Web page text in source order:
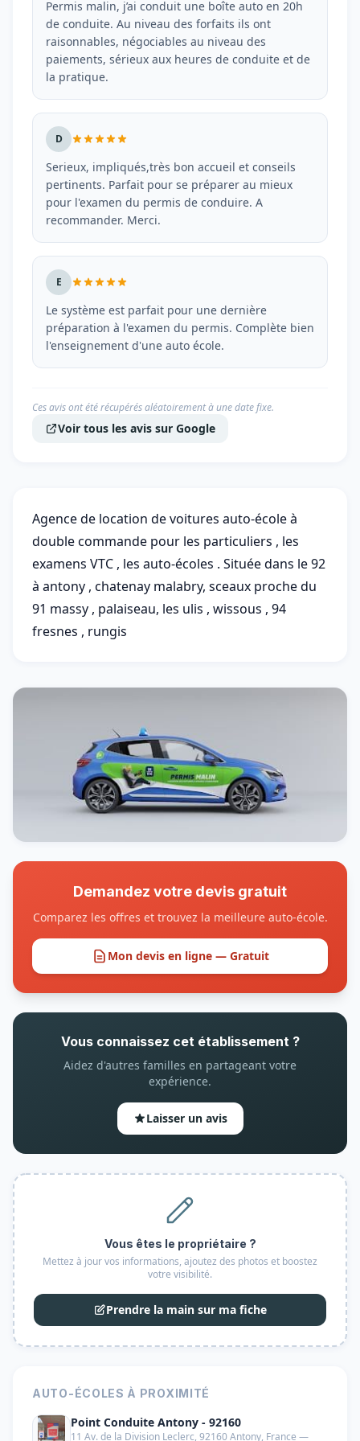
Permis malin, j’ai conduit une boîte auto en 20h
de conduite. Au niveau des forfaits ils ont
raisonnables, négociables au niveau des
paiements, sérieux aux heures de conduite et de
la pratique.
D
Serieux, impliqués,très bon accueil et conseils
pertinents. Parfait pour se préparer au mieux
pour l'examen du permis de conduire. A
recommander. Merci.
E
Le système est parfait pour une dernière
préparation à l'examen du permis. Complète bien
l'enseignement d'une auto école.
Ces avis ont été récupérés aléatoirement à une date fixe.
Voir tous les avis sur Google
Agence de location de voitures auto-école à
double commande pour les particuliers , les
examens VTC , les auto-écoles . Située dans le 92
à antony , chatenay malabry, sceaux proche du
91 massy , palaiseau, les ulis , wissous , 94
fresnes , rungis
Demandez votre devis gratuit
Comparez les offres et trouvez la meilleure auto-école.
Mon devis en ligne — Gratuit
Vous connaissez cet établissement ?
Aidez d'autres familles en partageant votre
expérience.
Laisser un avis
Vous êtes le propriétaire ?
Mettez à jour vos informations, ajoutez des photos et boostez
votre visibilité.
Prendre la main sur ma fiche
AUTO-ÉCOLES À PROXIMITÉ
Point Conduite Antony - 92160
11 Av. de la Division Leclerc, 92160 Antony, France —